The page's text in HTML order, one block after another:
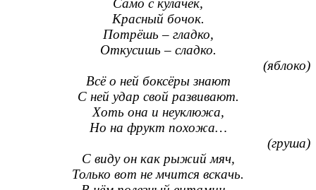
Само с кулачёк,
Красный бочок.
Потрёшь – гладко,
Откусишь – сладко.
(яблоко)
Всё о ней боксёры знают
С ней удар свой развивают.
Хоть она и неуклюжа,
Но на фрукт похожа…
(груша)
С виду он как рыжий мяч,
Только вот не мчится вскачь.